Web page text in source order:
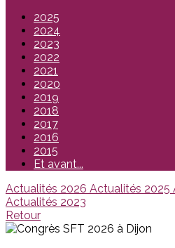
2025
2024
2023
2022
2021
2020
2019
2018
2017
2016
2015
Et avant...
Actualités 2026 Actualités 2025
Actualités 2023
Retour